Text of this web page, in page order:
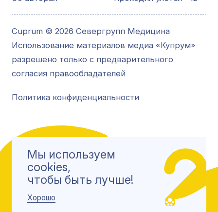
Мы используем
cookies,
чтобы быть лучше!
Хорошо
Cuprum © 2026 Севергрупп Медицина
Использование материалов медиа «Купрум»
разрешено только с предварительного
согласия правообладателей
Политика конфиденциальности